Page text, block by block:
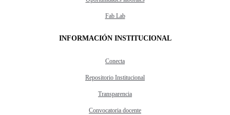
Fab Lab
INFORMACIÓN INSTITUCIONAL
Conecta
Repositorio Institucional
Transparencia
Convocatoria docente